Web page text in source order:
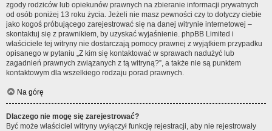
zgody rodziców lub opiekunów prawnych na zbieranie informacji prywatnych
od osób poniżej 13 roku życia. Jeżeli nie masz pewności czy to dotyczy ciebie
jako kogoś próbującego zarejestrować się na danej witrynie internetowej –
skontaktuj się z prawnikiem, by uzyskać wyjaśnienie. phpBB Limited i
właściciele tej witryny nie dostarczają pomocy prawnej z wyjątkiem przypadku
opisanego w pytaniu „Z kim się kontaktować w sprawach nadużyć lub
zagadnień prawnych związanych z tą witryną?”, a także nie są punktem
kontaktowym dla wszelkiego rodzaju porad prawnych.
Na górę
Dlaczego nie mogę się zarejestrować?
Być może właściciel witryny wyłączył funkcję rejestracji, aby nie rejestrowały